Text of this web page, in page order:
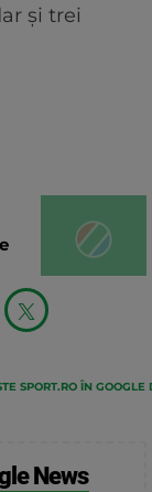
și trei
SPORT.RO ÎN GOOGLE
News